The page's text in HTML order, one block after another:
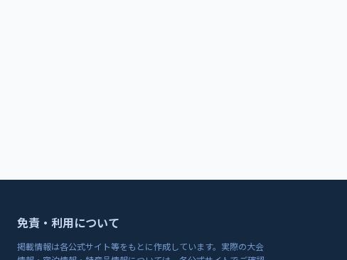
免責・利用について
掲載情報は各公式サイト等をもとに作成しています。実際の大会